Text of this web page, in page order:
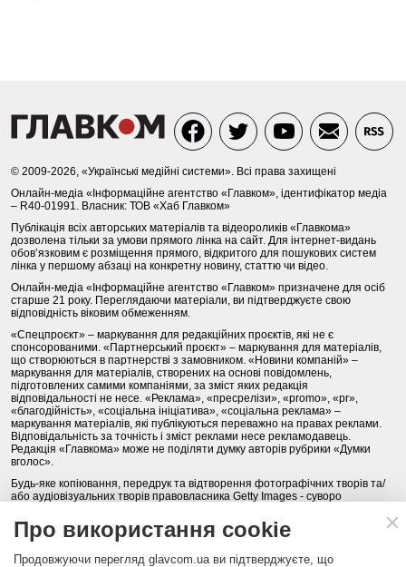
© 2009-2026, «Українські медійні системи». Всі права захищені
Онлайн-медіа «Інформаційне агентство «Главком», ідентифікатор медіа
– R40-01991. Власник: ТОВ «Хаб Главком»
Публікація всіх авторських матеріалів та відеороликів «Главкома»
дозволена тільки за умови прямого лінка на сайт. Для інтернет-видань
обов’язковим є розміщення прямого, відкритого для пошукових систем
лінка у першому абзаці на конкретну новину, статтю чи відео.
Онлайн-медіа «Інформаційне агентство «Главком» призначене для осіб
старше 21 року. Переглядаючи матеріали, ви підтверджуєте свою
відповідність віковим обмеженням.
«Спецпроєкт» – маркування для редакційних проєктів, які не є
спонсорованими. «Партнерський проєкт» – маркування для матеріалів,
що створюються в партнерстві з замовником. «Новини компаній» –
маркування для матеріалів, створених на основі повідомлень,
підготовлених самими компаніями, за зміст яких редакція
відповідальності не несе. «Реклама», «пресрелізи», «promo», «pr»,
«благодійність», «соціальна ініціатива», «соціальна реклама» –
маркування матеріалів, які публікуються переважно на правах реклами.
Відповідальність за точність і зміст реклами несе рекламодавець.
Редакція «Главкома» може не поділяти думку авторів рубрики «Думки
вголос».
Будь-яке копіювання, передрук та відтворення фотографічних творів та/
або аудіовізуальних творів правовласника Getty Images - суворо
Політика конфіденційності (Privacy Policy). Правила сайту
Про використання cookie
Продовжуючи перегляд glavcom.ua ви підтверджуєте, що